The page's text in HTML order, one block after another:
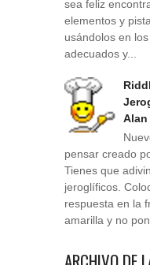
sea feliz
elementos y
usándolos en
adecuados y...
Alan
pensar creado
Tienes que
jeroglíficos.
respuesta en la
amarilla y no